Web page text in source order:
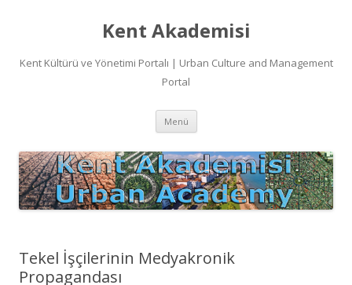
Kent Akademisi
Kent Kültürü ve Yönetimi Portalı | Urban Culture and Management
Portal
Menü İçeriğe
Tekel İşçilerinin Medyakronik
Propagandası